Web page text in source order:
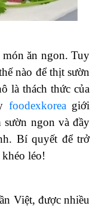
ăn ngon. Tuy
nào để thịt sườn
là thách thức của
foodexkoreagiới
sườn ngon và đầy
Bí quyết để trở
léo!
Việt, được nhiều